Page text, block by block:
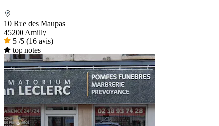
10 Rue des Maupas
45200 Amilly
5 /5 (16 avis)
top notes